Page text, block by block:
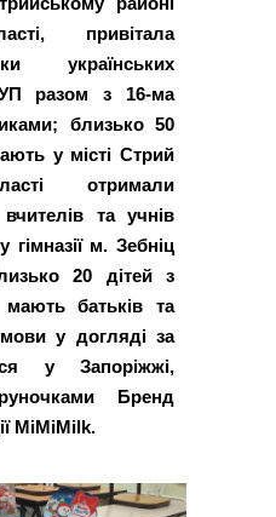
привітала
українських
разом з 16-ма
близько 50
у місті Стрий
отримали
та учнів
гімназії м. Зебніц
20 дітей з
мають батьків та
у догляді за
у Запоріжжі,
Бренд
MiMiMilk.